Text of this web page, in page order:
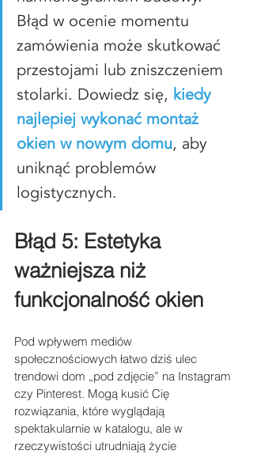
Błąd w ocenie momentu
zamówienia może skutkować
przestojami lub zniszczeniem
stolarki. Dowiedz się, kiedy
najlepiej wykonać montaż
okien w nowym domu, aby
uniknąć problemów
logistycznych.
Błąd 5: Estetyka
ważniejsza niż
funkcjonalność okien
Pod wpływem mediów
społecznościowych łatwo dziś ulec
trendowi dom „pod zdjęcie” na Instagram
czy Pinterest. Mogą kusić Cię
rozwiązania, które wyglądają
spektakularnie w katalogu, ale w
rzeczywistości utrudniają życie